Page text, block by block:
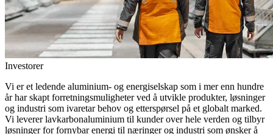
Investorer
Vi er et ledende aluminium- og energiselskap som i mer enn hundre
år har skapt forretningsmuligheter ved å utvikle produkter, løsninger
og industri som ivaretar behov og etterspørsel på et globalt marked.
Vi leverer lavkarbonaluminium til kunder over hele verden og tilbyr
løsninger for fornybar energi til næringer og industri som ønsker å